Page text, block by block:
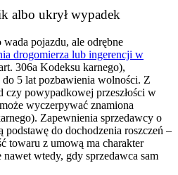
albo ukrył wypadek
pojazdu, ale odrębne
drogomierza lub ingerencji w
306a Kodeksu karnego),
5 lat pozbawienia wolności. Z
czy powypadkowej przeszłości w
wyczerpywać znamiona
Zapewnienia sprzedawcy o
podstawę do dochodzenia roszczeń –
towaru z umową ma charakter
wtedy, gdy sprzedawca sam